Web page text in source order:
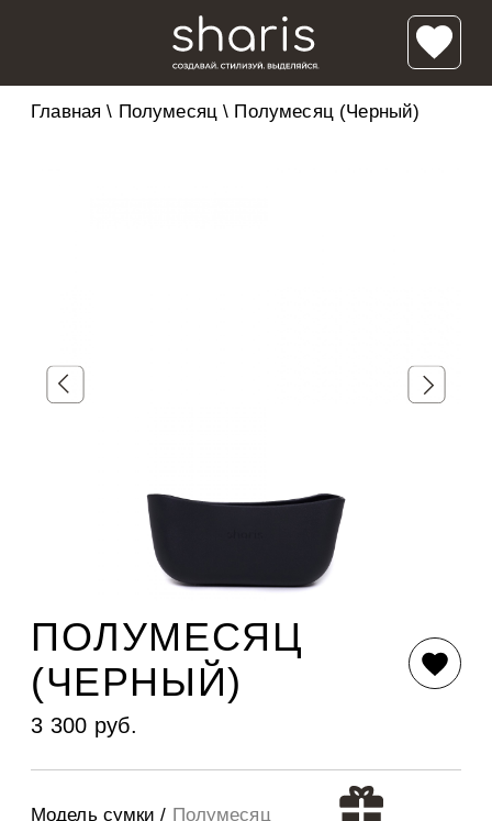
Главная \ Полумесяц \ Полумесяц (Черный)
ПОЛУМЕСЯЦ
(ЧЕРНЫЙ)
3 300 руб.
Модель сумки / Полумесяц